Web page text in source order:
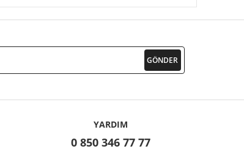
YARDIM
0 850 346 77 77